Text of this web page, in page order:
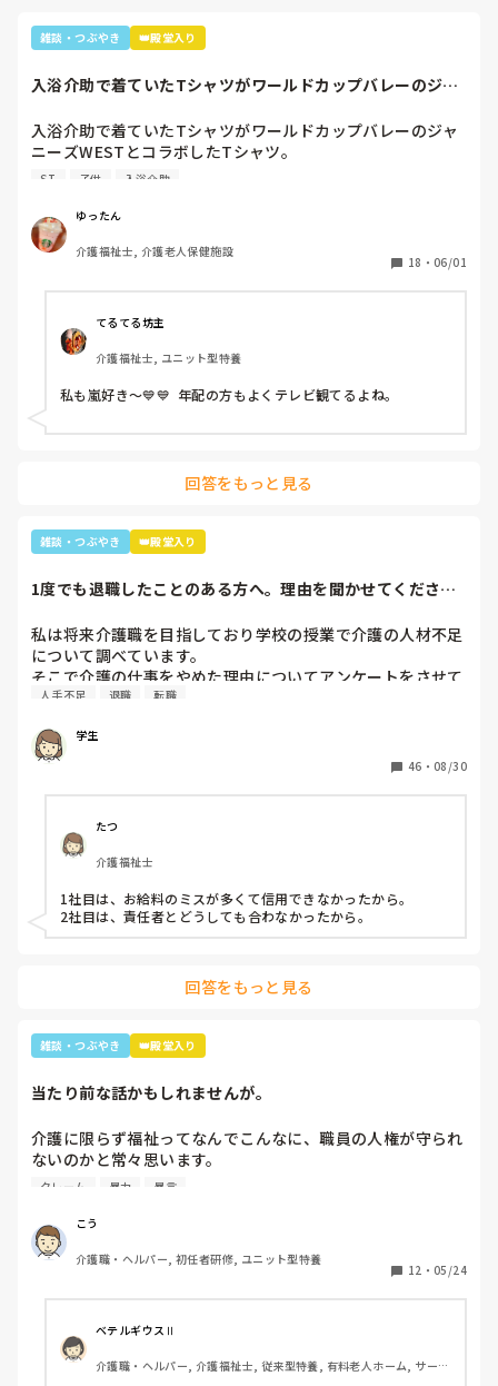
雑談・つぶやき 👑殿堂入り
入浴介助で着ていたTシャツがワールドカップバレーのジャ
入浴介助で着ていたTシャツがワールドカップバレーのジャ
ニーズWESTとコラボしたTシャツ。
暑いししんどいから、せめて好きなTシャツを着て介助しよ
別のフロアの利用者さん達で私はリフト浴の介助をしている
と「可愛いTシャツね☺️」と言われ「そうでしょ？去年のバ
レーボールの世界大会で好きなアイドル達が応援してて、グ
ーズ…(きっとWESTの読み方分からなかった)あなたジャニ
ーズが好きなのね😊」と。
大好きと伝えると「私もよ、あなた嵐は好き？」と聞かれ、
1番好きと伝えると利用者さんが嵐のメンバー3人の名前を言
っていき「後2人…。どないしよ、あと2人名前がでてけぇへ
んわ😩」と言うと近くの利用者さんが「櫻井くんと二宮くん
や」と😂😂
ムタクしか居ないこと、SMAPは解散してしまった事等伝え
言いやん😊」と(笑)
そこから利用者さんは「キムタクは工藤静香と結婚したんや
最初の嵐で私のジャニオタスイッチを破壊してきたので、入
員がその利用者さんに「この子にその話したら永遠に話すか
らあかんよ(笑)」と言われるほど(笑)
年齢や認知症の事を考えても、嵐のメンバー3人とキムタク
が誰と結婚したのか覚えていた事に驚きながらも嬉しかった
ST 子供 入浴介助
ゆったん
介護福祉士, 介護老人保健施設
18 ・ 06/01
てるてる坊主
介護福祉士, ユニット型特養
私も嵐好き～💙💙  年配の方もよくテレビ観てるよね。
回答をもっと見る
雑談・つぶやき 👑殿堂入り
1度でも退職したことのある方へ。理由を聞かせてくださ
私は将来介護職を目指しており学校の授業で介護の人材不足
について調べています。
そこで介護の仕事をやめた理由についてアンケートをさせて
いただきたいです。(賃金が低い、重労働、人間関係など)
などでも教えていただけると助かります。
ご協力お願いします🙇🏻‍♀️
人手不足 退職 転職
学生
46 ・ 08/30
たつ
介護福祉士
1社目は、お給料のミスが多くて信用できなかったから。
2社目は、責任者とどうしても合わなかったから。
回答をもっと見る
雑談・つぶやき 👑殿堂入り
当たり前な話かもしれませんが。
介護に限らず福祉ってなんでこんなに、職員の人権が守られ
ないのかと常々思います。
いる感じは否めません。
特に、利用者からの暴力・暴言、家族からのクレームをいつ
までも我慢するのは心情としておかしいのではと思います。
介護職員というより福祉人として間違っている考えだとは思
いますが、割りきって仕事をしていく必要があるのでしょう
クレーム 暴力 暴言
こう
介護職・ヘルパー, 初任者研修, ユニット型特養
12 ・ 05/24
ベテルギウスⅡ
介護職・ヘルパー, 介護福祉士, 従来型特養, 有料老人ホーム, サービ